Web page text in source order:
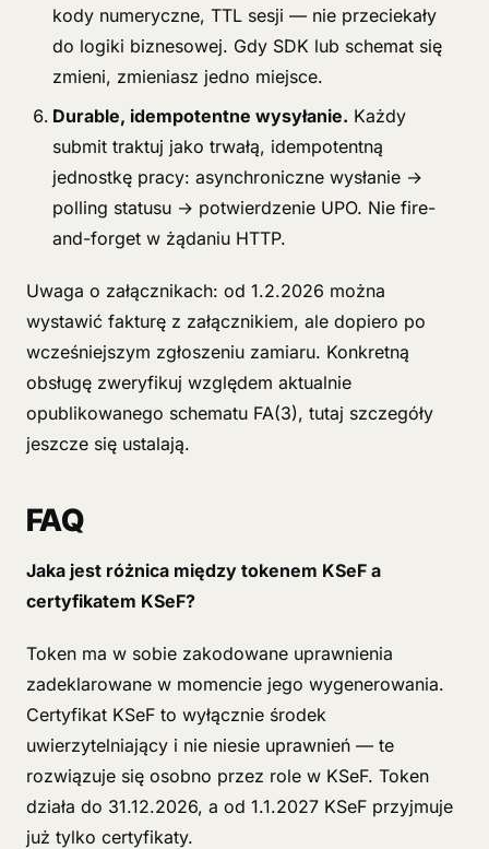
kody numeryczne, TTL sesji — nie przeciekały
do logiki biznesowej. Gdy SDK lub schemat się
zmieni, zmieniasz jedno miejsce.
Durable, idempotentne wysyłanie. Każdy
submit traktuj jako trwałą, idempotentną
jednostkę pracy: asynchroniczne wysłanie →
polling statusu → potwierdzenie UPO. Nie fire-
and-forget w żądaniu HTTP.
Uwaga o załącznikach: od 1.2.2026 można
wystawić fakturę z załącznikiem, ale dopiero po
wcześniejszym zgłoszeniu zamiaru. Konkretną
obsługę zweryfikuj względem aktualnie
opublikowanego schematu FA(3), tutaj szczegóły
jeszcze się ustalają.
FAQ
Jaka jest różnica między tokenem KSeF a
certyfikatem KSeF?
Token ma w sobie zakodowane uprawnienia
zadeklarowane w momencie jego wygenerowania.
Certyfikat KSeF to wyłącznie środek
uwierzytelniający i nie niesie uprawnień — te
rozwiązuje się osobno przez role w KSeF. Token
działa do 31.12.2026, a od 1.1.2027 KSeF przyjmuje
już tylko certyfikaty.